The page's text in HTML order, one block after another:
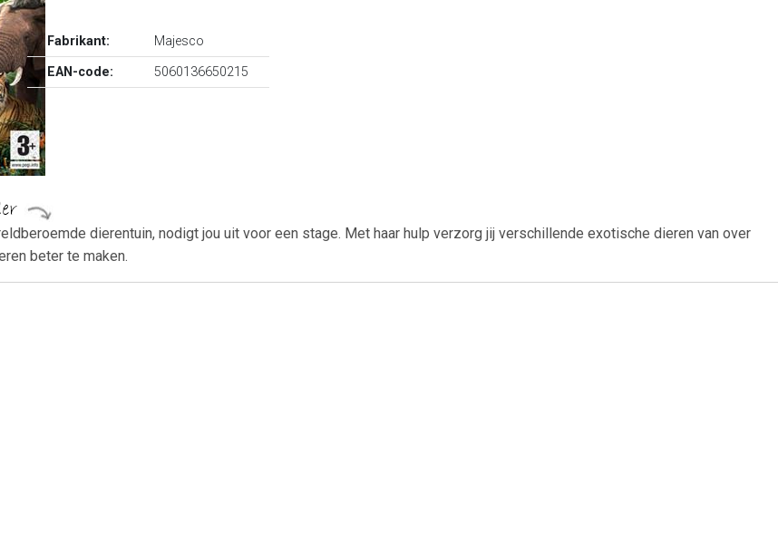
Fabrikant:
Majesco
EAN-code:
5060136650215
dierentuin, nodigt jou uit voor een stage. Met haar hulp verzorg jij verschillende exotische dieren van over
beter te maken.